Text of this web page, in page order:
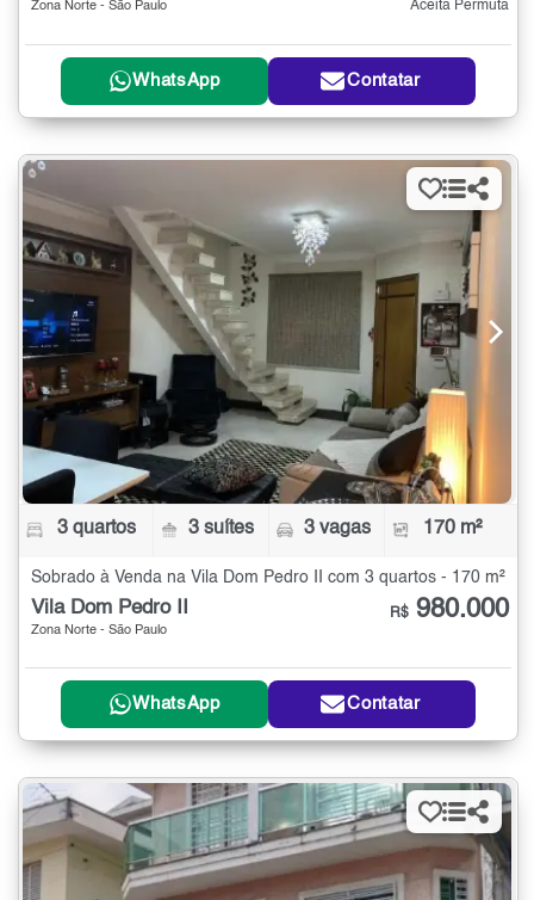
Zona Norte - São Paulo Aceita Permuta
WhatsApp Contatar
3 quartos 3 suítes 3 vagas 170 m²
Sobrado à Venda na Vila Dom Pedro II com 3 quartos - 170 m²
Vila Dom Pedro II
Zona Norte - São Paulo
R$ 980.000
WhatsApp Contatar